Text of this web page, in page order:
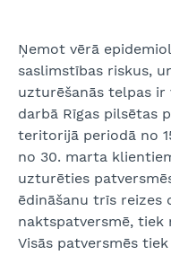
Ņemot vērā
saslimstības riskus,
uzturēšanās telpas ir
darbā Rīgas pilsētas
teritorijā periodā no
no 30. marta
uzturēties
ēdināšanu trīs reizes
naktspatversmē,
Visās patversmēs